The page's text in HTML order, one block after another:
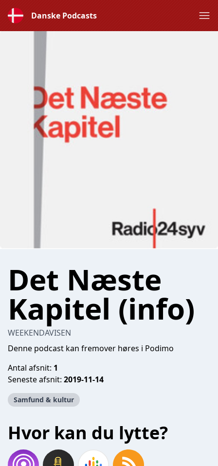
Danske Podcasts
Det Næste
Kapitel (info)
WEEKENDAVISEN
Denne podcast kan fremover høres i Podimo
Antal afsnit: 1
Seneste afsnit: 2019-11-14
Samfund & kultur
Hvor kan du lytte?